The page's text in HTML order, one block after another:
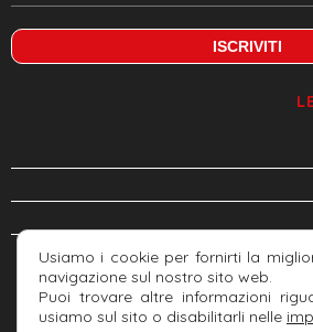
Usiamo i cookie per fornirti la
navigazione sul nostro sito web.
Puoi trovare altre informazioni
usiamo sul sito o disabilitarli nelle